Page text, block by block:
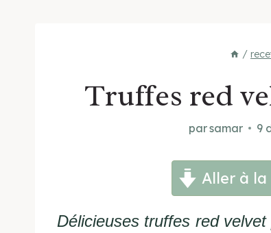
/
Truffes red
parsamar 9
Aller à la
Délicieuses truffes red